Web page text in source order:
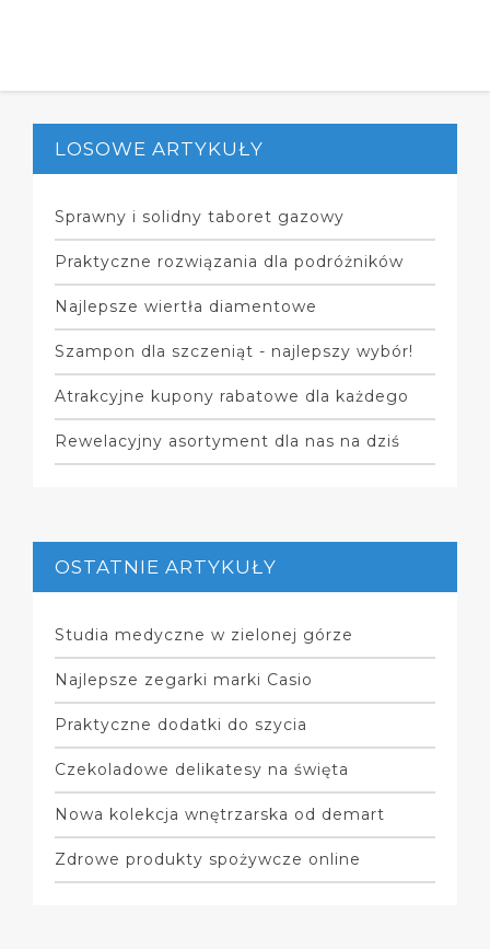
LOSOWE ARTYKUŁY
Sprawny i solidny taboret gazowy
Praktyczne rozwiązania dla podróżników
Najlepsze wiertła diamentowe
Szampon dla szczeniąt - najlepszy wybór!
Atrakcyjne kupony rabatowe dla każdego
Rewelacyjny asortyment dla nas na dziś
OSTATNIE ARTYKUŁY
Studia medyczne w zielonej górze
Najlepsze zegarki marki Casio
Praktyczne dodatki do szycia
Czekoladowe delikatesy na święta
Nowa kolekcja wnętrzarska od demart
Zdrowe produkty spożywcze online